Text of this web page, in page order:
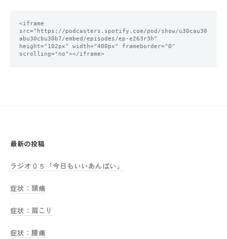
<iframe
src="https://podcasters.spotify.com/pod/show/u30cau30
abu30cbu30b7/embed/episodes/ep-e263r3h"
height="102px" width="400px" frameborder="0"
scrolling="no"></iframe>
最新の投稿
ラジオ０５「今日もいいあんばい」
症状：頭痛
症状：肩こり
症状：腰痛